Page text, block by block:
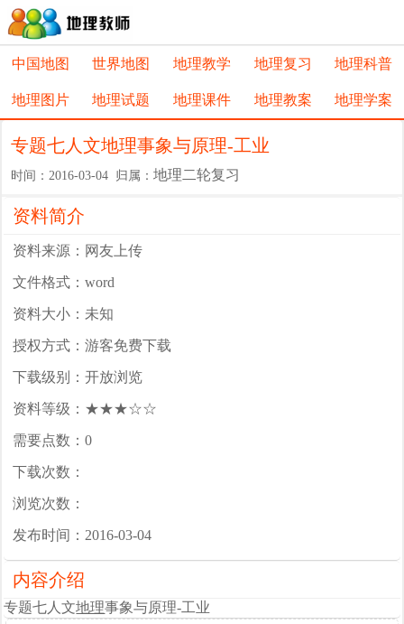
中国地图 世界地图 地理教学 地理复习 地理科普
地理图片 地理试题 地理课件 地理教案 地理学案
专题七人文地理事象与原理-工业
时间：2016-03-04 归属：地理二轮复习
资料简介
资料来源：网友上传
文件格式：word
资料大小：未知
授权方式：游客免费下载
下载级别：开放浏览
资料等级：★★★☆☆
需要点数：0
下载次数：
浏览次数：
发布时间：2016-03-04
内容介绍
专题七人文地理事象与原理-工业